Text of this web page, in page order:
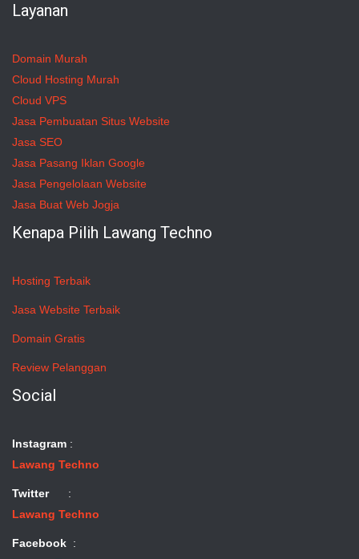
Layanan
Domain Murah
Cloud Hosting Murah
Cloud VPS
Jasa Pembuatan Situs Website
Jasa SEO
Jasa Pasang Iklan Google
Jasa Pengelolaan Website
Jasa Buat Web Jogja
Kenapa Pilih Lawang Techno
Hosting Terbaik
Jasa Website Terbaik
Domain Gratis
Review Pelanggan
Social
Instagram :
Lawang Techno
Twitter:
Lawang Techno
Facebook :